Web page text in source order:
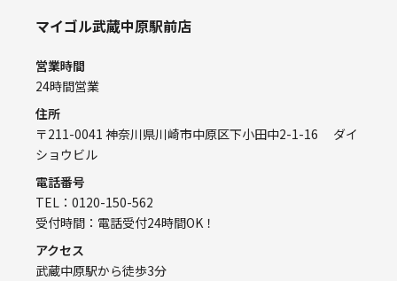
マイゴル武蔵中原駅前店
営業時間
24時間営業
住所
〒211-0041 神奈川県川崎市中原区下小田中2-1-16 ダイ
ショウビル
電話番号
TEL：0120-150-562
受付時間：電話受付24時間OK！
アクセス
武蔵中原駅から徒歩3分